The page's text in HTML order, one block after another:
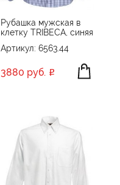
Рубашка мужская в
клетку TRIBECA, синяя
Артикул: 6563.44
3880 руб.